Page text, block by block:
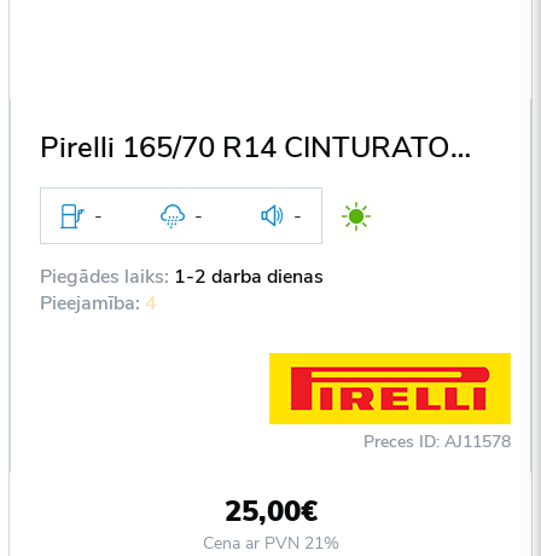
Pirelli 165/70 R14 CINTURATO P4 (500km brauktas) 81T DOT2005
- - -
Piegādes laiks: 1-2 darba dienas
Pieejamība: 4
Preces ID: AJ11578
25,00€
Cena ar PVN 21%